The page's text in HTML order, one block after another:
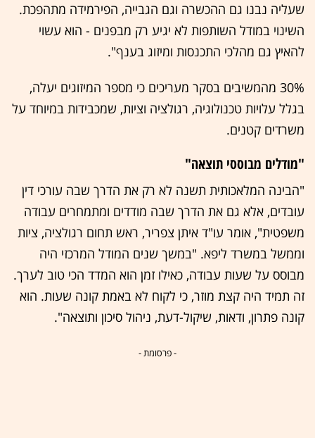
שעליה נבנו גם ההכשרה וגם הגבייה, הפירמידה מתהפכת.
השינוי במודל השותפות לא יגיע רק מבפנים - הוא עשוי
להאיץ גם מהלכי התכנסות ומיזוג בענף".
30% מהמשיבים בסקר מעריכים כי מספר המיזוגים יעלה,
בגלל עלויות טכנולוגיה, רגולציה וציות, שמכבידות במיוחד על
משרדים קטנים.
"מודלים מבוססי תוצאה"
"הבינה המלאכותית תשנה לא רק את הדרך שבה עורכי דין
עובדים, אלא גם את הדרך שבה מודדים ומתמחרים עבודה
משפטית", אומר עו"ד איתן צפריר, ראש תחום רגולציה, ציות
וממשל במשרד ליפא. "במשך שנים המודל המרכזי היה
מבוסס על שעות עבודה, כאילו זמן הוא המדד הכי טוב לערך.
זה תמיד היה קצת מוזר, כי לקוח לא באמת קונה שעות. הוא
קונה פתרון, ודאות, שיקול-דעת, ניהול סיכון ותוצאה".
- פרסומת -